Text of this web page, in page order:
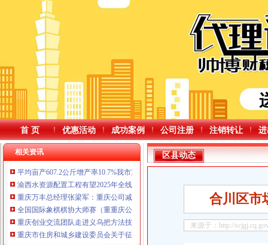
首 页 优惠活动 成功案例 公司注册 注销转让
相关资讯
平均亩产607.2公斤增产率10.7%我市重庆公司减资规则玉米大面积单产提升综
渝西水资源配置工程有望2025年全线通水投用后惠及人口近1000万
重庆万丰总经理张梁军：重庆公司减资规则借势新能源汽车行业引领公司迈向
全国国际象棋棋协大师赛（重重庆公司减资公告站）在涪陵开赛
重庆创业交流团队走进义乌把方法技巧、重庆公司减资资源渠道带回来
重庆市住房和城乡建设委员会关于征求《建筑室内装修数字化技术标准》（征
区县动态
合川区市
来源于：http://